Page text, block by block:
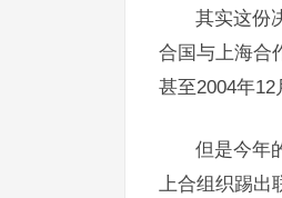
其实这份
合国与上海合
甚至2004年12
但是今年
上合组织踢出